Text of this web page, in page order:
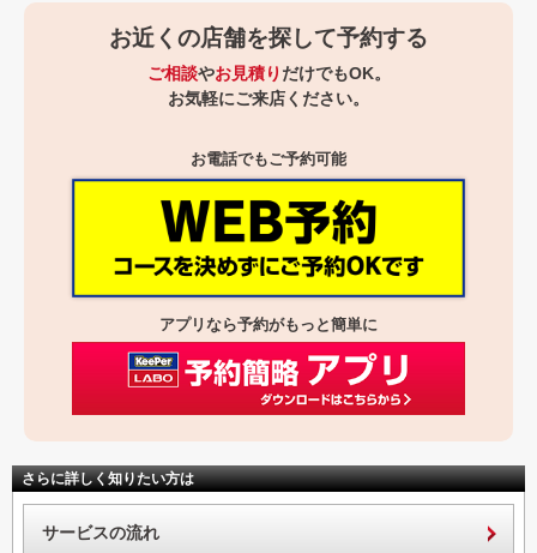
お近くの店舗を探して予約する
ご相談やお見積り だけでもOK。
お気軽にご来店ください。
お電話でもご予約可能
アプリなら予約がもっと簡単に
さらに詳しく知りたい方は
サービスの流れ